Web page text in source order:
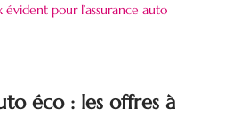
pour l’assurance auto
éco : les offres à